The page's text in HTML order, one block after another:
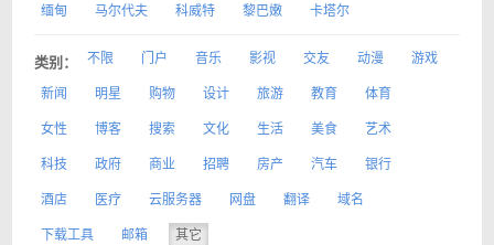
缅甸
马尔代夫 科威特 黎巴嫩 卡塔尔
类别： 不限 门户 音乐 影视 交友 动漫
游戏
新闻
明星 购物 设计 旅游 教育
体育
女性
博客 搜索 文化 生活 美食
艺术
科技
政府 商业 招聘 房产 汽车
银行
酒店
医疗 云服务器 网盘 翻译
域名
下载工具
邮箱 其它